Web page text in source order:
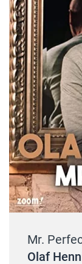
Mr.
Olaf